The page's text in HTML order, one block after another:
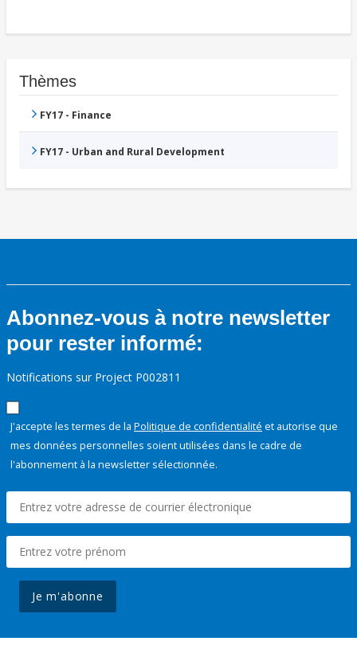
Thèmes
FY17 - Finance
FY17 - Urban and Rural Development
Abonnez-vous à notre newsletter
pour rester informé:
Notifications sur Project P002811
J'accepte les termes de la Politique de confidentialité et autorise que
mes données personnelles soient utilisées dans le cadre de
l'abonnement à la newsletter sélectionnée.
Je m'abonne